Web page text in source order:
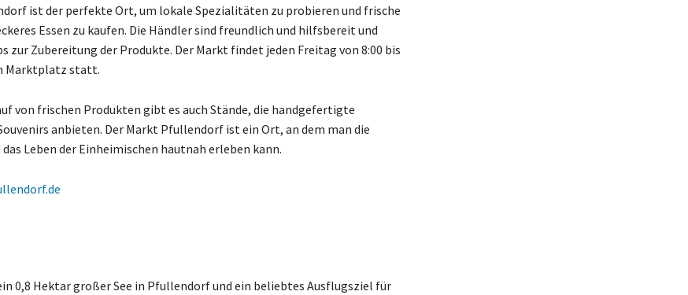
ist der perfekte Ort, um lokale Spezialitäten zu probieren und frische
Essen zu kaufen. Die Händler sind freundlich und hilfsbereit und
zur Zubereitung der Produkte. Der Markt findet jeden Freitag von 8:00 bis
Marktplatz statt.
von frischen Produkten gibt es auch Stände, die handgefertigte
anbieten. Der Markt Pfullendorf ist ein Ort, an dem man die
Leben der Einheimischen hautnah erleben kann.
0,8 Hektar großer See in Pfullendorf und ein beliebtes Ausflugsziel für